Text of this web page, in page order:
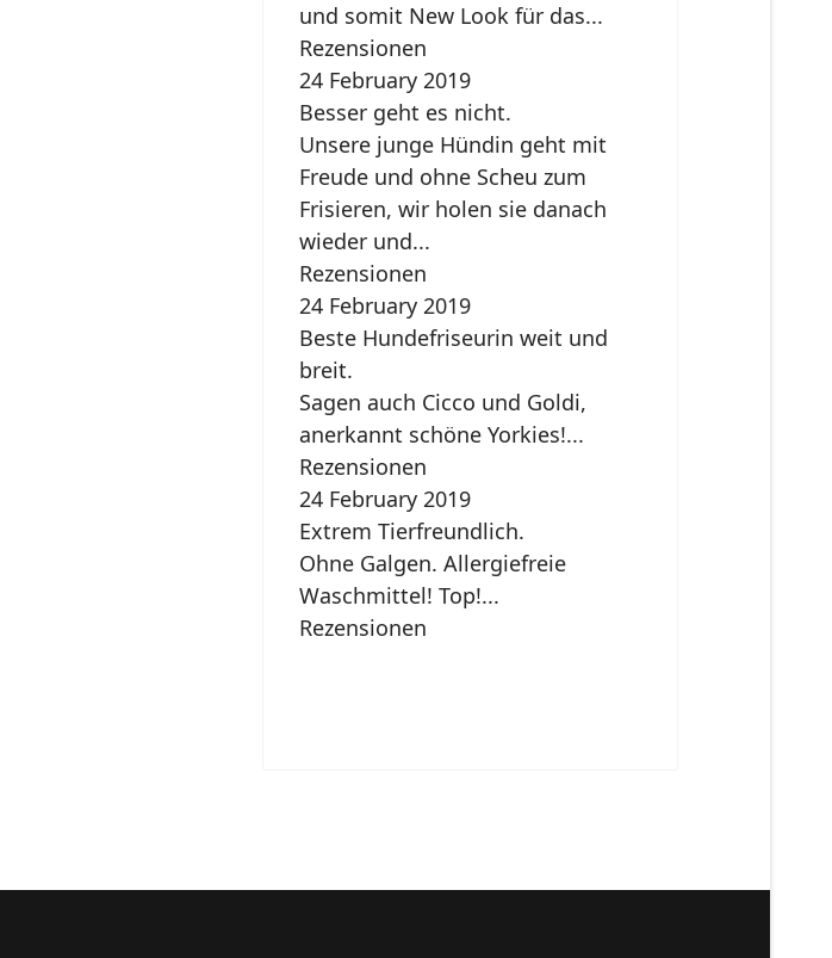
und somit New Look für das...
Rezensionen
24 February 2019
Besser geht es nicht.
Unsere junge Hündin geht mit
Freude und ohne Scheu zum
Frisieren, wir holen sie danach
wieder und...
Rezensionen
24 February 2019
Beste Hundefriseurin weit und
breit.
Sagen auch Cicco und Goldi,
anerkannt schöne Yorkies!...
Rezensionen
24 February 2019
Extrem Tierfreundlich.
Ohne Galgen. Allergiefreie
Waschmittel! Top!...
Rezensionen